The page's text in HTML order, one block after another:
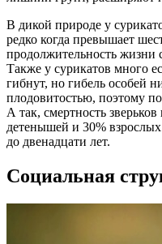
В дикой природе у
редко когда превышает
продолжительность жизни
Также у сурикатов много
гибнут, но гибель особей
плодовитостью, поэтому
А так, смертность
детенышей и 30%
до двенадцати лет.
Социальная